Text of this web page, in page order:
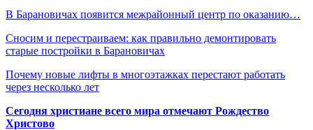
В Барановичах появится межрайонный центр по оказанию…
Сносим и перестраиваем: как правильно демонтировать
старые постройки в Барановичах
Почему новые лифты в многоэтажках перестают работать
через несколько лет
Сегодня христиане всего мира отмечают Рождество
Христово